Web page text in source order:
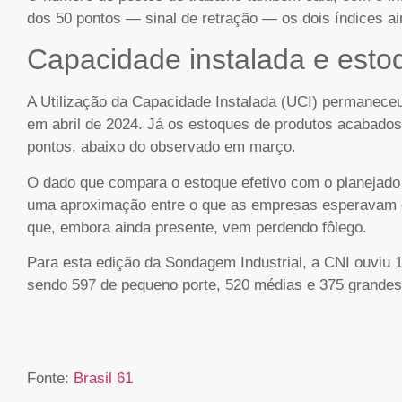
dos 50 pontos — sinal de retração — os dois índices
Capacidade instalada e
A Utilização da Capacidade Instalada (UCI)
em abril de 2024. Já os estoques de produtos
pontos, abaixo do observado em março.
O dado que compara o estoque efetivo com o
uma aproximação entre o que as empresas
que, embora ainda presente, vem perdendo fôlego.
Para esta edição da Sondagem Industrial, a CNI
sendo 597 de pequeno porte, 520 médias e 375
Fonte: Brasil 61